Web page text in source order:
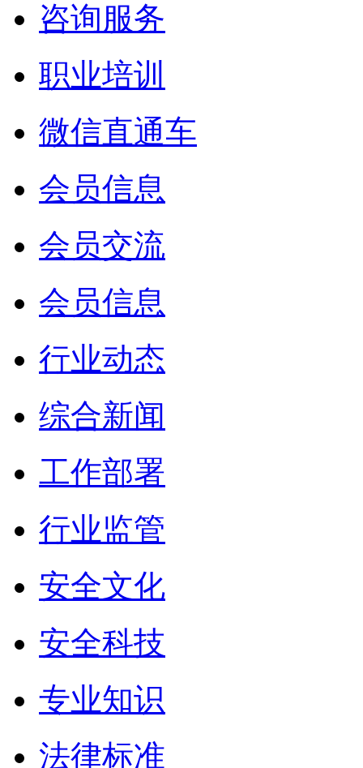
咨询服务
职业培训
微信直通车
会员信息
会员交流
会员信息
行业动态
综合新闻
工作部署
行业监管
安全文化
安全科技
专业知识
法律标准